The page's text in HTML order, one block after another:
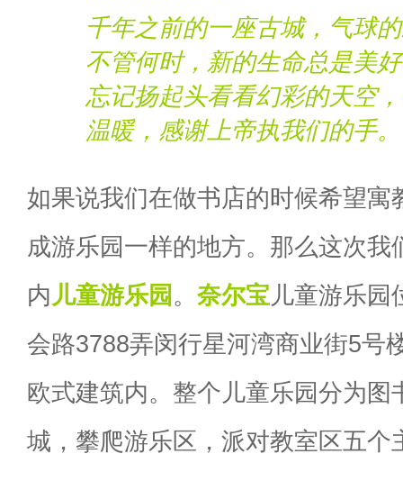
千年之前的一座古城，气球
不管何时，新的生命总是美
忘记扬起头看看幻彩的天空
温暖，感谢上帝执我们的手。
如果说我们在做书店的时候希望寓
成游乐园一样的地方。那么这次我
内儿童游乐园 。 奈尔宝 儿童游乐园
会路3788弄闵行星河湾商业街5号
欧式建筑内。整个儿童乐园分为图
城，攀爬游乐区，派对教室区五个